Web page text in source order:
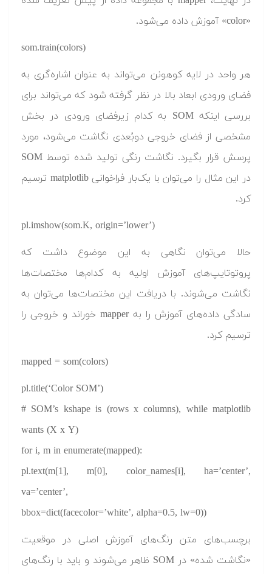
«color» آموزش داده می‌شود.
som.train(colors)
هر واحد در لایه کوهونن می‌تواند به عنوان اشاره‌گری به
فضای ورودی ابعاد بالا در نظر گرفته شود که می‌تواند برای
بررسی اینکه SOM به کدام زیرفضای ورودی در بخش
مشخصی از فضای خروجی دوبُعدی نگاشت می‌شود، مورد
پرسش قرار بگیرد. نگاشت رنگی تولید شده توسط SOM
در این مثال را می‌توان با یک‌بار فراخوانی matplotlib ترسیم
کرد.
pl.imshow(som.K, origin=’lower’)
حالا می‌توان نگاهی به این موضوع داشت که
پروتوتایپ‌های آموزش اولیه به کدام‌ها مختصات‌ها
نگاشت می‌شوند. با دریافت این مختصات‌ها می‌توان به
سادگی داده‌های آموزش را به mapper خوراند و خروجی را
ترسیم کرد.
mapped = som(colors)
pl.title(‘Color SOM’)
# SOM’s kshape is (rows x columns), while matplotlib
wants (X x Y)
for i, m in enumerate(mapped):
pl.text(m[1], m[0], color_names[i], ha=’center’,
va=’center’,
bbox=dict(facecolor=’white’, alpha=0.5, lw=0))
برچسب‌های متن رنگ‌های آموزش اصلی در موقعیت
«نگاشت شده» در SOM ظاهر می‌شوند و باید با رنگ‌های